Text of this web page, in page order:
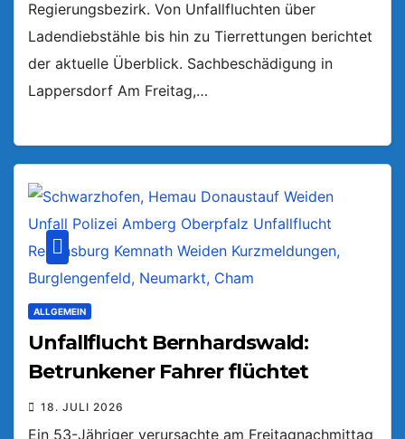
Regierungsbezirk. Von Unfallfluchten über
Ladendiebstähle bis hin zu Tierrettungen berichtet
der aktuelle Überblick. Sachbeschädigung in
Lappersdorf Am Freitag,…
ALLGEMEIN
Unfallflucht Bernhardswald:
Betrunkener Fahrer flüchtet
18. JULI 2026
Ein 53-Jähriger verursachte am Freitagnachmittag